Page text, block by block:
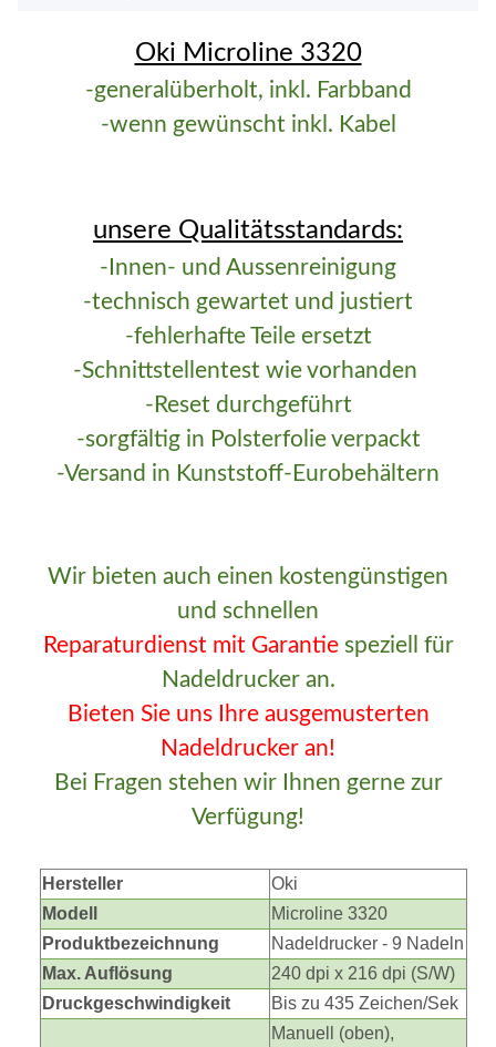
Oki Microline 3320
-generalüberholt, inkl. Farbband
-wenn gewünscht inkl. Kabel
unsere Qualitätsstandards:
-Innen- und Aussenreinigung
-technisch gewartet und justiert
-fehlerhafte Teile ersetzt
-Schnittstellentest wie vorhanden
-Reset durchgeführt
-sorgfältig in Polsterfolie verpackt
-Versand in Kunststoff-Eurobehältern
Wir bieten auch einen kostengünstigen
und schnellen
Reparaturdienst mit Garantiespeziell für
Nadeldrucker an.
Bieten Sie uns Ihre ausgemusterten
Nadeldrucker an!
Bei Fragen stehen wir Ihnen gerne zur
Verfügung!
Hersteller
Oki
Modell
Microline 3320
Produktbezeichnung
Nadeldrucker - 9 Nadeln
Max. Auflösung
240 dpi x 216 dpi (S/W)
Druckgeschwindigkeit
Bis zu 435 Zeichen/Sek
Manuell (oben),